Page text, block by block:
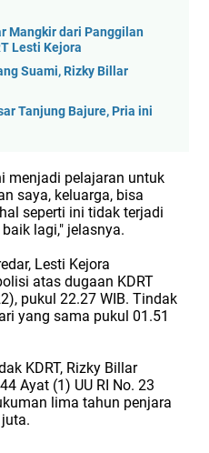
Mangkir dari Panggilan
Lesti Kejora
Suami, Rizky Billar
Tanjung Bajure, Pria ini
menjadi pelajaran untuk
saya, keluarga, bisa
seperti ini tidak terjadi
lagi," jelasnya.
Lesti Kejora
atas dugaan KDRT
pukul 22.27 WIB. Tindak
yang sama pukul 01.51
KDRT, Rizky Billar
Ayat (1) UU RI No. 23
lima tahun penjara